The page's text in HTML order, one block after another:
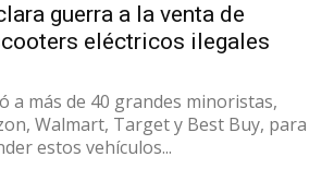
guerra a la venta de
eléctricos ilegales
a más de 40 grandes minoristas,
Walmart, Target y Best Buy, para
estos vehículos...